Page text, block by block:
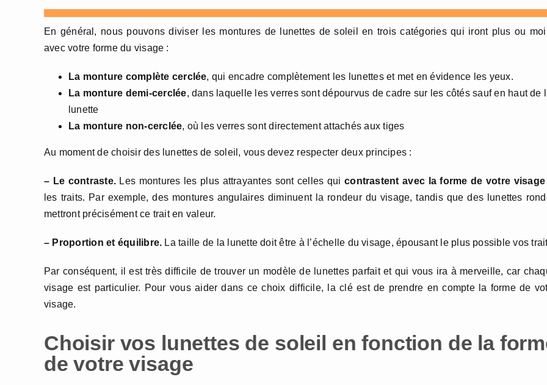
En général, nous pouvons diviser les montures de lunettes de soleil en trois catégories qui iront plus ou
avec votre forme du visage :
La monture complète cerclée, qui encadre complètement les lunettes et met en évidence les yeux.
La monture demi-cerclée, dans laquelle les verres sont dépourvus de cadre sur les côtés sauf en haut de
lunette
La monture non-cerclée, où les verres sont directement attachés aux tiges
Au moment de choisir des lunettes de soleil, vous devez respecter deux principes :
– Le contraste. Les montures les plus attrayantes sont celles quicontrastent avec la forme de votre visage
les traits. Par exemple, des montures angulaires diminuent la rondeur du visage, tandis que des lunettes
mettront précisément ce trait en valeur.
– Proportion et équilibre. La taille de la lunette doit être à l’échelle du visage, épousant le plus possible vos
Par conséquent, il est très difficile de trouver un modèle de lunettes parfait et qui vous ira à merveille, car
visage est particulier. Pour vous aider dans ce choix difficile, la clé est de prendre en compte la forme de
visage.
Choisir vos lunettes de soleil en fonction de la
de votre visage